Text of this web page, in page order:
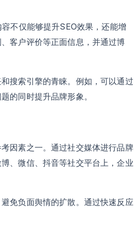
不仅能够提升SEO效果，还能增
客户评价等正面信息，并通过博
搜索引擎的青睐。例如，可以通过
的同时提升品牌形象。
因素之一。通过社交媒体进行品牌
、微信、抖音等社交平台上，企业
免负面舆情的扩散。通过快速反应